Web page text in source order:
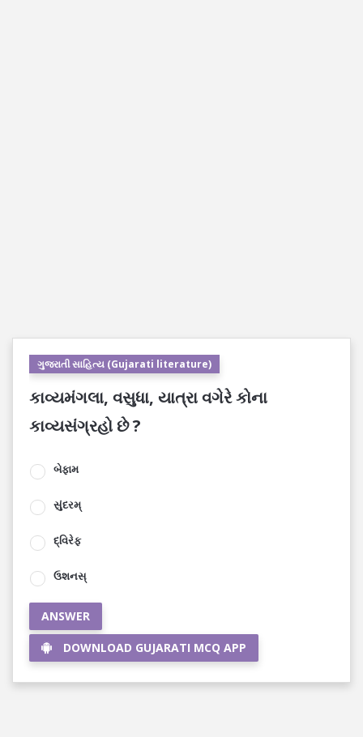
ગુજરાતી સાહિત્ય (Gujarati literature)
કાવ્યમંગલા, વસુધા, યાત્રા વગેરે કોના
કાવ્યસંગ્રહો છે ?
બેફામ
સુંદરમ્
દ્વિરેફ
ઉશનસ્
ANSWER
DOWNLOAD GUJARATI MCQ APP